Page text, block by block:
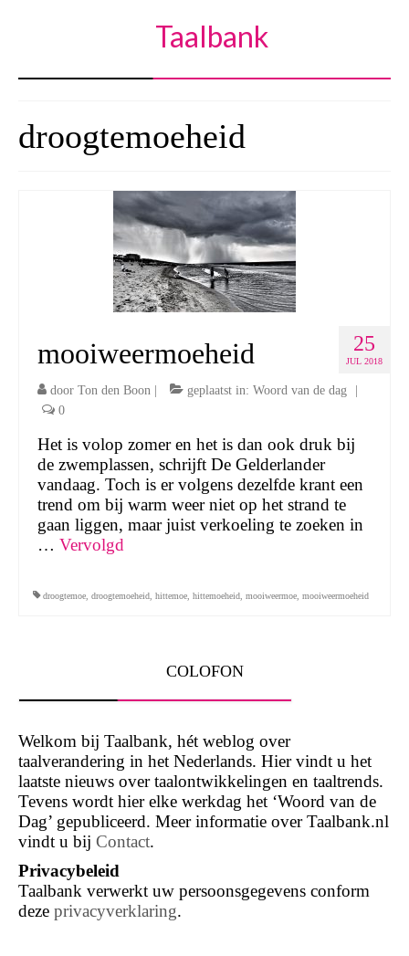
Taalbank
droogtemoeheid
25
JUL 2018
mooiweermoeheid
door Ton den Boon geplaatst in: Woord van de dag
0
Het is volop zomer en het is dan ook druk bij
de zwemplassen, schrijft De Gelderlander
vandaag. Toch is er volgens dezelfde krant een
trend om bij warm weer niet op het strand te
gaan liggen, maar juist verkoeling te zoeken in
… Vervolgd
droogtemoe droogtemoeheid hittemoe hittemoeheid mooiweermoe mooiweermoeheid
COLOFON
Welkom bij Taalbank, hét weblog over
taalverandering in het Nederlands. Hier vindt u het
laatste nieuws over taalontwikkelingen en taaltrends.
Tevens wordt hier elke werkdag het ‘Woord van de
Dag’ gepubliceerd. Meer informatie over Taalbank.nl
vindt u bij Contact.
Privacybeleid
Taalbank verwerkt uw persoonsgegevens conform
deze privacyverklaring.